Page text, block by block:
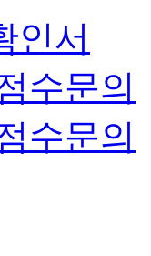
인서
수문의
수문의